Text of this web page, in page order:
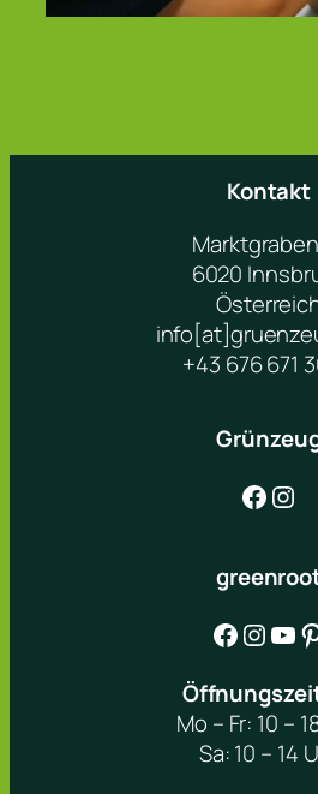
Kontakt
6020
+43 676 671
Facebook Instagram
Facebook Instagram YouTube Pinterest
Mo – Fr: 10 –
Sa: 10 – 14